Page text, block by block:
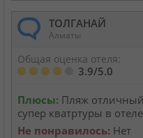
ТОЛГАНАЙ
Алматы
Общая оценка отеля:
3.9/5.0
Плюсы: Пляж
супер кватртуры в
Не понравилось: Нет